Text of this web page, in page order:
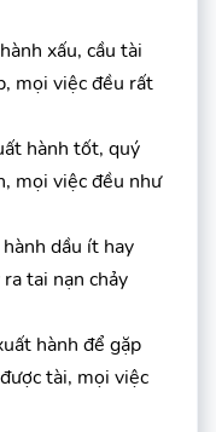
xấu, cầu tài
mọi việc đều rất
hành tốt, quý
mọi việc đều như
dầu ít hay
tai nạn chảy
hành để gặp
tài, mọi việc